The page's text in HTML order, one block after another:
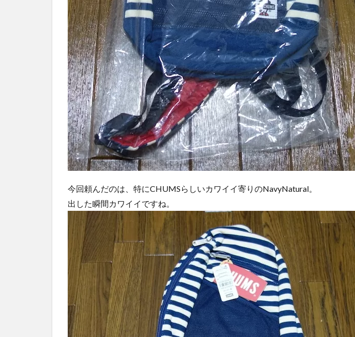
今回頼んだのは、特にCHUMSらしいカワイイ寄りのNavyNatural。
出した瞬間カワイイですね。